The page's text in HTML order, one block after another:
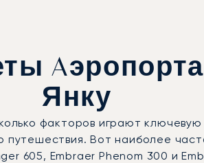
Янку
факторов играют
путешествия. Вот наиболее
605, Embraer Phenom 300 и